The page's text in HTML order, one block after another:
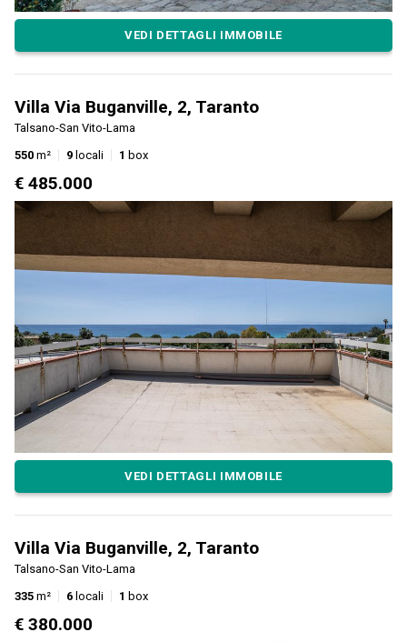
VEDI DETTAGLI IMMOBILE
Villa Via Buganville, 2, Taranto
Talsano-San Vito-Lama
550 m² 9 locali 1 box
€ 485.000
VEDI DETTAGLI IMMOBILE
Villa Via Buganville, 2, Taranto
Talsano-San Vito-Lama
335 m² 6 locali 1 box
€ 380.000